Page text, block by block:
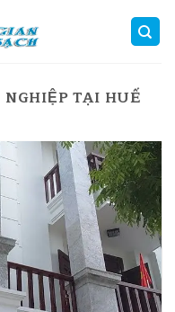
TẠI HUẾ